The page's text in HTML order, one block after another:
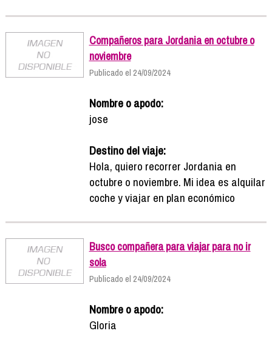
Compañeros para Jordania en octubre o
noviembre
Publicado el 24/09/2024
Nombre o apodo:
jose
Destino del viaje:
Hola, quiero recorrer Jordania en
octubre o noviembre. Mi idea es alquilar
coche y viajar en plan económico
Busco compañera para viajar para no ir
sola
Publicado el 24/09/2024
Nombre o apodo:
Gloria